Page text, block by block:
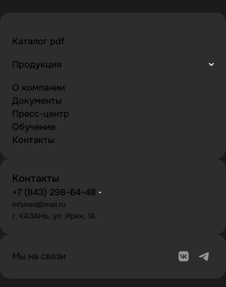
Каталог pdf
Продукция
О компании
Документы
Пресс-центр
Обучение
Контакты
Контакты
+7 (843) 298-64-48
mfsmed@mail.ru
г. КАЗАНЬ, ул. Ирек, 1А
Мы на связи